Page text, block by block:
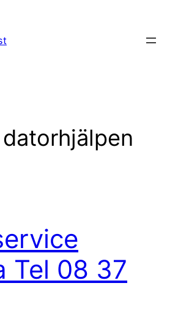
datorhjälpen
Tel 08 37